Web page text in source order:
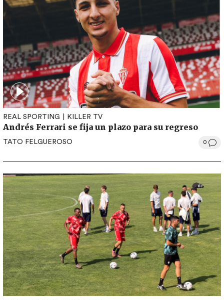
REAL SPORTING KILLER TV
Andrés Ferrari se fija un plazo para su regreso
TATO FELGUEROSO 0